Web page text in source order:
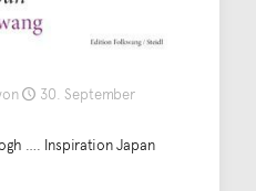
30. September
…. Inspiration Japan